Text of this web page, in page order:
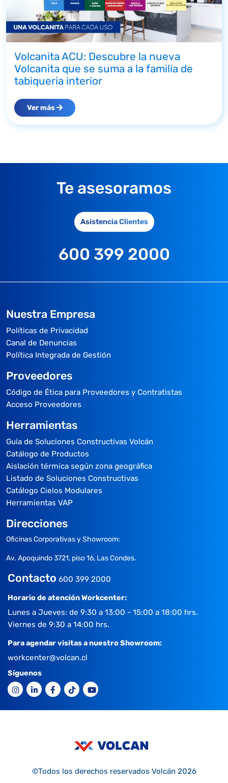
Volcanita ACU: Descubre la nueva
Volcanita que se suma a la familia de
tabiqueria interior
Ver más
Te asesoramos
Asistencia Clientes
600 399 2000
Nuestra Empresa
Políticas de Privacidad
Canal de Denuncias
Política Integrada de Gestión
Proveedores
Código de Ética para Proveedores y Contratistas
Acceso Proveedores
Herramientas
Guía de Soluciones Constructivas Volcán
Catálogo de Productos
Aislación térmica según zona geográfica
Listado de Soluciones Constructivas
Catálogo Cielos Modulares
Herramientas VAP
Direcciones
Oficinas Corporativas y Showroom:
Av. Apoquindo 3721, piso 16, Las Condes.
Contacto 600 399 2000
Horario de atención Workcenter:
Lunes a Jueves: de 9:30 a 13:00 - 15:00 a 18:00 hrs.
Viernes de 9:30 a 14:00 hrs.
Para agendar visitas a nuestro Showroom:
workcenter@volcan.cl
Síguenos
©Todos los derechos reservados Volcán 2026